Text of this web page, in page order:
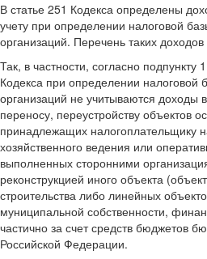
В статье 251 Кодекса определены
учету при определении налоговой
организаций. Перечень таких
Так, в частности, согласно подпункту
Кодекса при определении налоговой
организаций не учитываются доходы
переносу, переустройству объектов
принадлежащих налогоплательщику
хозяйственного ведения или
выполненных сторонними
реконструкцией иного объекта
строительства либо линейных
муниципальной собственности,
частично за счет средств бюджетов
Российской Федерации.